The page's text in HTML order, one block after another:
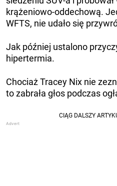
krążeniowo-oddechową.
WFTS, nie udało się
Jak później ustalono
hipertermia.
Chociaż Tracey Nix nie
to zabrała głos podczas